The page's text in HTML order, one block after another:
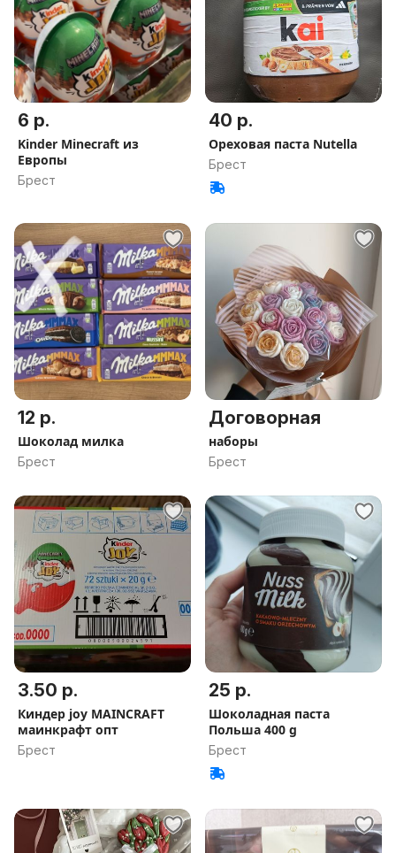
6 р.
Kinder Minecraft из
Европы
Брест
40 р.
Ореховая паста Nutella
Брест
12 р.
Шоколад милка
Брест
Договорная
наборы
Брест
3.50 р.
Киндер joy MAINCRAFT
маинкрафт опт
Брест
25 р.
Шоколадная паста
Польша 400 g
Брест